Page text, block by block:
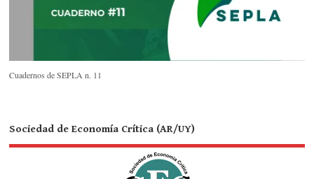
Cuadernos de SEPLA n. 11
Sociedad de Economía Crítica (AR/UY)